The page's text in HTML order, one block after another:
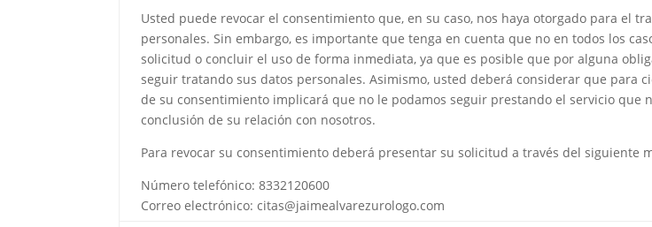
Usted puede revocar el consentimiento que, en su caso, nos haya otorgado para el
personales. Sin embargo, es importante que tenga en cuenta que no en todos los
solicitud o concluir el uso de forma inmediata, ya que es posible que por alguna
seguir tratando sus datos personales. Asimismo, usted deberá considerar que para
de su consentimiento implicará que no le podamos seguir prestando el servicio que
conclusión de su relación con nosotros.
Para revocar su consentimiento deberá presentar su solicitud a través del siguiente
Número telefónico: 8332120600
Correo electrónico: citas@jaimealvarezurologo.com